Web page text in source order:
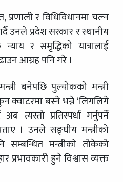
र विधिविधानमा चल्न
उनले प्रदेश सरकार र स्थानीय
र समृद्धिको यात्रालाई
आग्रह पनि गरे ।
बनेपछि पुल्चोकको मन्त्री
क्वाटरमा बस्ने भन्ने ‘लिगलिगे
त्यस्तो प्रतिस्पर्धा गर्नुपर्ने
। उनले सङ्घीय मन्त्रीको
सम्बन्धित मन्त्रीको तोकेको
प्रभावकारी हुने विश्वास व्यक्त